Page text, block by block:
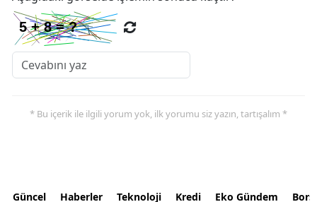
* Bu içerik ile ilgili yorum yok, ilk yorumu siz yazın, tartışalım *
Güncel Haberler Teknoloji Kredi Eko Gündem